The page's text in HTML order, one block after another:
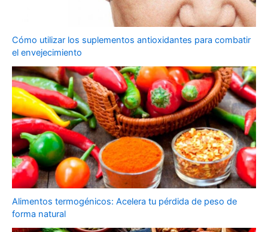
Cómo utilizar los suplementos antioxidantes para combatir
el envejecimiento
Alimentos termogénicos: Acelera tu pérdida de peso de
forma natural